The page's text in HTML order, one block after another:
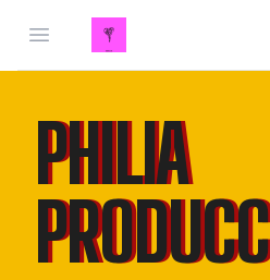
Open menu
PHILIA
PHILIA